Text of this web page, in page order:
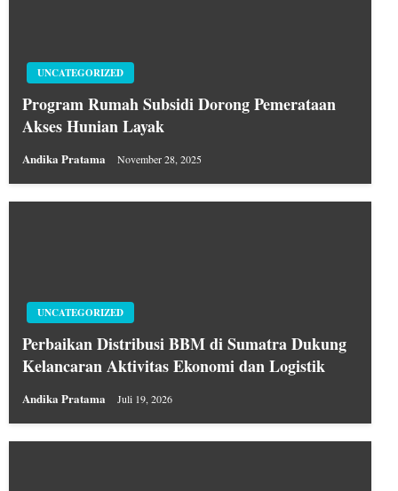
UNCATEGORIZED
Program Rumah Subsidi Dorong Pemerataan
Akses Hunian Layak
Andika Pratama November 28, 2025
UNCATEGORIZED
Perbaikan Distribusi BBM di Sumatra Dukung
Kelancaran Aktivitas Ekonomi dan Logistik
Andika Pratama Juli 19, 2026